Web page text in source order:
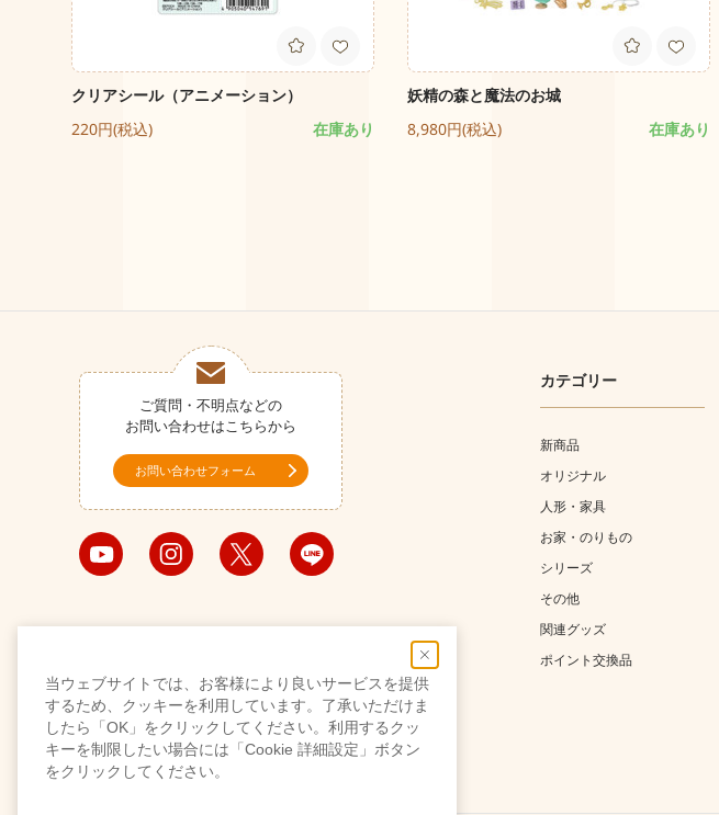
クリアシール（アニメーション）
220円(税込)
在庫あり
妖精の森と魔法のお城
8,980円(税込)
在庫あり
ご質問・不明点などの
お問い合わせはこちらから
お問い合わせフォーム
カテゴリー
新商品
オリジナル
人形・家具
お家・のりもの
シリーズ
その他
関連グッズ
ポイント交換品
当ウェブサイトでは、お客様により良いサービスを提供
するため、クッキーを利用しています。了承いただけま
したら「OK」をクリックしてください。利用するクッ
キーを制限したい場合には「Cookie 詳細設定」ボタン
をクリックしてください。